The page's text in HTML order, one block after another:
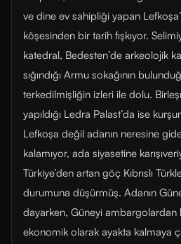
ve dine ev sahipliği yapan
köşesinden bir tarih fışkıyor.
katedral, Bedesten’de arkeolojik
sığındığı Armu sokağının
terkedilmişliğin izleri ile dolu.
yapıldığı Ledra Palast’da ise
Lefkoşa değil adanın neresine
kalamıyor, ada siyasetine
Türkiye’den artan göç Kıbrıslı
durumuna düşürmüş. Adanın
dayarken, Güneyi ambargolardan
ekonomik olarak ayakta kalmaya